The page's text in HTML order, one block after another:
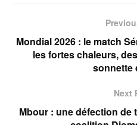
Mondial 2026 : le match
les fortes chaleurs,
sonnette
Next
Mbour : une défection de